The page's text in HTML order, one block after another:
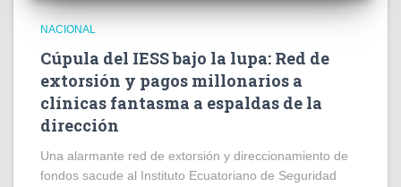
NACIONAL
Cúpula del IESS bajo la lupa: Red de
extorsión y pagos millonarios a
clínicas fantasma a espaldas de la
dirección
​Una alarmante red de extorsión y direccionamiento de
fondos sacude al Instituto Ecuatoriano de Seguridad